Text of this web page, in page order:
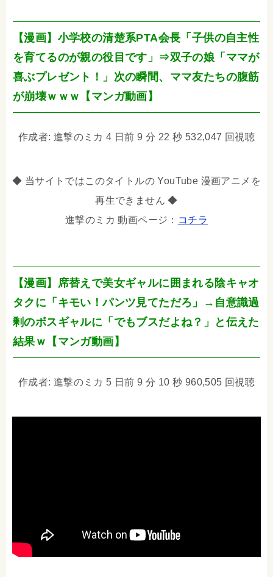
【漫画】小学校の清楚系PTA会長「子供の自主性
を育てるのが親の役目です」⇒双子の娘「ママが
喜ぶプレゼント！」次の瞬間、ママ友たちの腹筋
が崩壊ｗｗｗ【マンガ動画】
作成者: 進撃のミカ 4 日前 9 分 22 秒 532,047 回視聴
◆ 当サイトではこのタイトルの YouTube 漫画アニメを
再生できません ◆
進撃のミカ 動画ページ： コチラ
【漫画】席替えで美女ギャルに囲まれる陰キャオ
タクに「キモい！パンツ見てただろ」→自意識過
剰のボスギャルに「でもブスだよね？」と伝えた
結果ｗ【マンガ動画】
作成者: 進撃のミカ 5 日前 9 分 10 秒 960,505 回視聴